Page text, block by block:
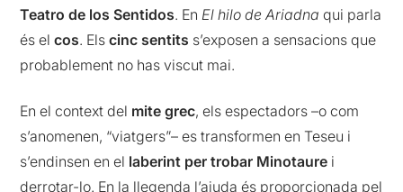
Teatro de los Sentidos. EnEl hilo de Ariadna qui parla
és elcos. Els cinc sentits s’exposen a sensacions que
probablement no has viscut mai.
En el context del mite grec, els espectadors –o com
s’anomenen, “viatgers”– es transformen en Teseu i
s’endinsen en el laberint per trobar Minotaure i
derrotar-lo. En la llegenda l’ajuda és proporcionada pel